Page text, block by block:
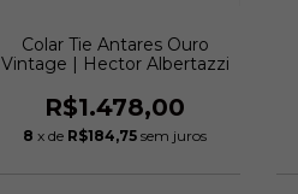
Colar Tie Antares Ouro
Vintage | Hector Albertazzi
R$1.478,00
8 x de R$184,75 sem juros